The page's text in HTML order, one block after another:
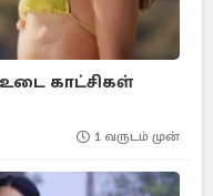
காட்சிகள்
1 வருடம் முன்